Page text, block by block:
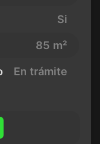
Si
85 m²
En trámite